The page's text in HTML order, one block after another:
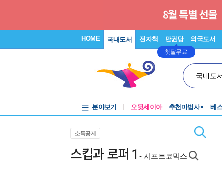
HOME 국내도서 전자책 만권당
첫달무료
외국도서
국내도
분야보기 오뒷세이아 추천마법사 베
소득공제
스킵과 로퍼 1 - 시프트코믹스